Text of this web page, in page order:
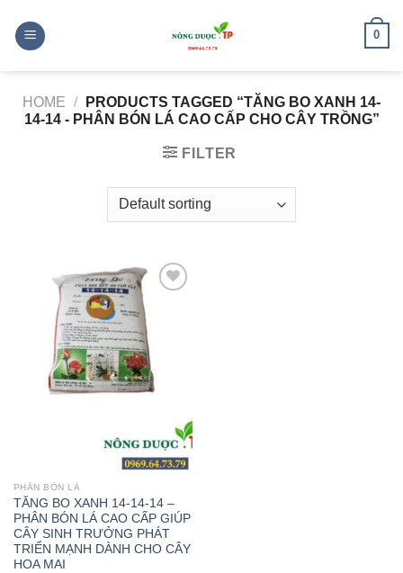
content
0
HOME /
PRODUCTS TAGGED “TĂNG BO XANH 14-
14-14 - PHÂN BÓN LÁ CAO CẤP CHO CÂY TRỒNG”
FILTER
PHÂN BÓN LÁ
TĂNG BO XANH 14-14-14 –
PHÂN BÓN LÁ CAO CẤP GIÚP
CÂY SINH TRƯỞNG PHÁT
TRIỂN MẠNH DÀNH CHO CÂY
HOA MAI